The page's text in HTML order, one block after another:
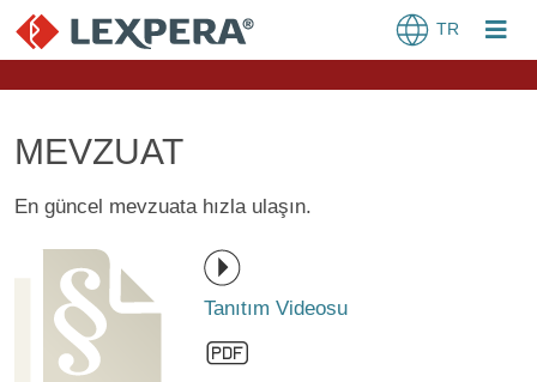
TR
MEVZUAT
En güncel mevzuata hızla ulaşın.
Tanıtım Videosu